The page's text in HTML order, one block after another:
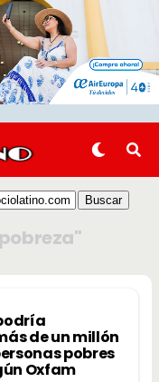
de un millón
pobres
Oxfam